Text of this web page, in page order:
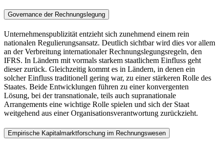
Governance der Rechnungslegung
Unternehmenspublizität entzieht sich zunehmend einem rein
nationalen Regulierungsansatz. Deutlich sichtbar wird dies vor allem
an der Verbreitung internationaler Rechnungslegungsregeln, den
IFRS. In Ländern mit vormals starkem staatlichem Einfluss geht
dieser zurück. Gleichzeitig kommt es in Ländern, in denen ein
solcher Einfluss traditionell gering war, zu einer stärkeren Rolle des
Staates. Beide Entwicklungen führen zu einer konvergenten
Lösung, bei der transnationale, teils auch supranationale
Arrangements eine wichtige Rolle spielen und sich der Staat
weitgehend aus einer Organisationsverantwortung zurückzieht.
Empirische Kapitalmarktforschung im Rechnungswesen